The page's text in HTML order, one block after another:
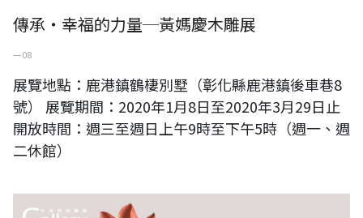
傳承‧幸福的力量─黃媽慶木雕展
一 08
展覽地點：鹿港鎮鶴棲別墅（彰化縣鹿港鎮後車巷8
號） 展覽期間：2020年1月8日至2020年3月29日止
開放時間：週三至週日上午9時至下午5時（週一、週
二休館）
樸茁-黃媽慶木雕創作個展